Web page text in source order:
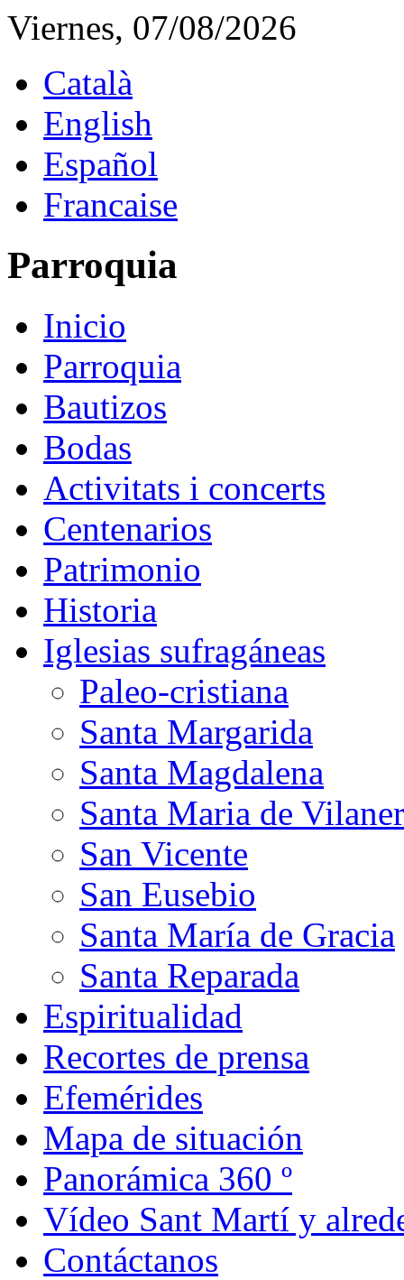
Viernes, 07/08/2026
Català
English
Español
Francaise
Parroquia
Inicio
Parroquia
Bautizos
Bodas
Activitats i concerts
Centenarios
Patrimonio
Historia
Iglesias sufragáneas
Paleo-cristiana
Santa Margarida
Santa Magdalena
Santa Maria de
San Vicente
San Eusebio
Santa María de Gracia
Santa Reparada
Espiritualidad
Recortes de prensa
Efemérides
Mapa de situación
Panorámica 360 º
Vídeo Sant Martí y
Contáctanos